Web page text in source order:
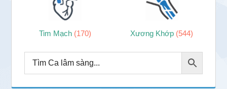
Tim Mạch (170) Xương Khớp (544)